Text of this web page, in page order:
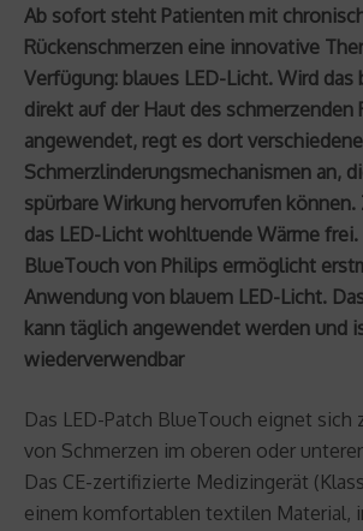
Ab sofort steht Patienten mit
Rückenschmerzen eine innovative
Verfügung: blaues LED-Licht. Wird das
direkt auf der Haut des schmerzenden
angewendet, regt es dort
Schmerzlinderungsmechanismen an,
spürbare Wirkung hervorrufen
das LED-Licht wohltuende Wärme frei.
BlueTouch von Philips ermöglicht
Anwendung von blauem LED-Licht.
kann täglich angewendet werden und
wiederverwendbar
Das LED-Patch BlueTouch eignet sich
von Schmerzen im oberen oder
Das CE-zertifizierte Medizingerät
einem komfortablen textilen Material,